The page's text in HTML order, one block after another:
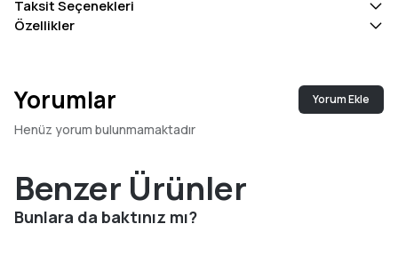
Taksit Seçenekleri
Özellikler
Yorumlar Yorum Ekle
Henüz yorum bulunmamaktadır
Benzer Ürünler
Bunlara da baktınız mı?